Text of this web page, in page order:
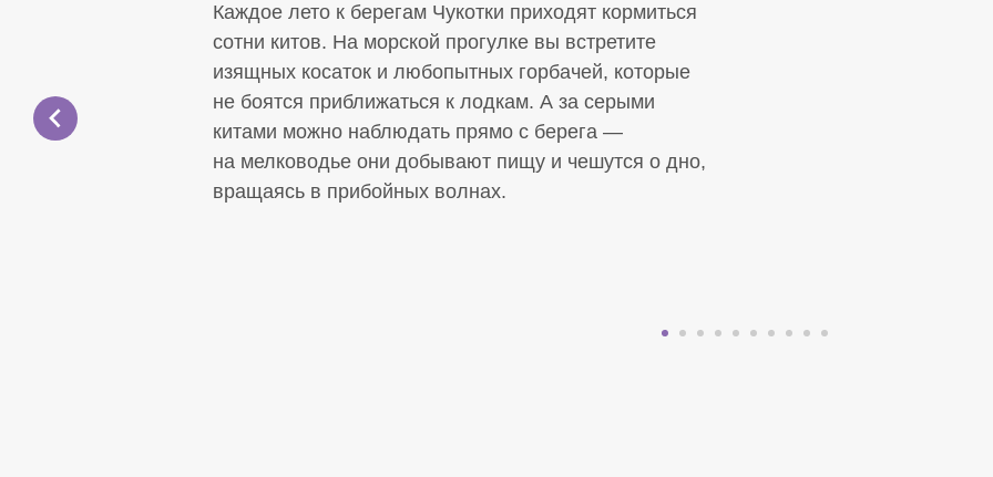
Каждое лето к берегам Чукотки приходят кормиться
сотни китов. На морской прогулке вы встретите
изящных косаток и любопытных горбачей, которые
не боятся приближаться к лодкам. А за серыми
китами можно наблюдать прямо с берега —
на мелководье они добывают пищу и чешутся о дно,
вращаясь в прибойных волнах.